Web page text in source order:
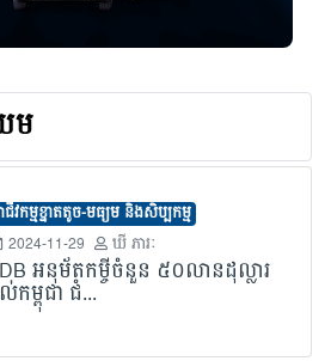
ម
ជីវកម្មខ្នាតតូច-មធ្យម និងសិប្បកម្ម
2024-11-29
ឃី ភារៈ
អនុម័តកម្ចីចំនួន ៥០លានដុល្លារ
កម្ពុជា ជំ...